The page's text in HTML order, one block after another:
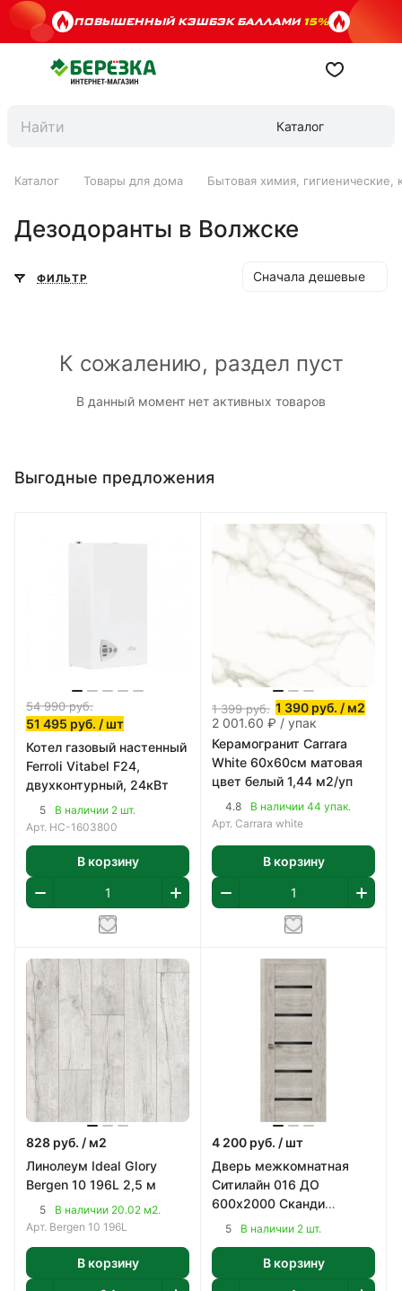
ПОВЫШЕННЫЙ КЭШБЭК БАЛЛАМИ15%
Каталог
Каталог Товары для дома Бытовая химия, гигиенические,
Дезодоранты в Волжске
ФИЛЬТР Сначала дешевые
К сожалению, раздел пуст
В данный момент нет активных товаров
Выгодные предложения
54 990руб.
51 495 руб. / шт
Котел газовый настенный
Ferroli Vitabel F24,
двухконтурный, 24кВт
5
В наличии 2 шт.
Арт. НС-1603800
В корзину
1 399руб. 1 390 руб. / м2
2 001.60 ₽ / упак
Керамогранит Carrara
White 60х60см матовая
цвет белый 1,44 м2/уп
4.8
В наличии 44 упак.
Арт. Carrara white
В корзину
828 руб. / м2
Линолеум Ideal Glory
Bergen 10 196L 2,5 м
5
В наличии 20.02 м2.
Арт. Bergen 10 196L
В корзину
4 200 руб. / шт
Дверь межкомнатная
Ситилайн 016 ДО
600х2000 Сканди
5 В наличии 2 шт.
В корзину